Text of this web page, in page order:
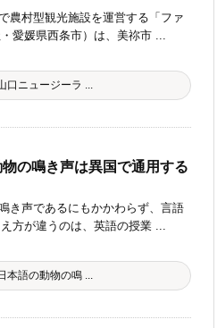
農村型観光施設を運営する「ファ
愛媛県西条市）は、美祢市 ...
ニュージーラ ...
物の鳴き声は異国で通用する
き声であるにもかかわらず、言語
方が違うのは、英語の授業 ...
語の動物の鳴 ...